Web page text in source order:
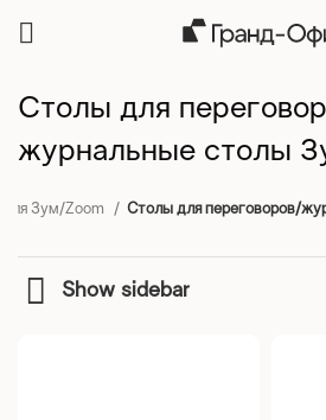
Столы для
журнальные столы
Зум/Zoom Столы для переговоров/
Show sidebar